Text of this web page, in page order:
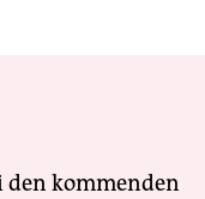
den kommenden